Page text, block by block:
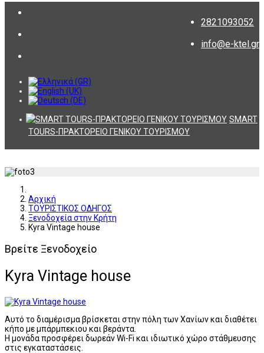
2821093052
info@e-ktel.gr
SMART
TOURS-ΠΡΑΚΤΟΡΕΙΟ ΓΕΝΙΚΟΥ ΤΟΥΡΙΣΜΟΥ
Αρχική
ΤΟΥΡΙΣΤΙΚΟΣ ΟΔΗΓΟΣ
Ξενοδοχεία στην Κρήτη
Kyra Vintage house
Βρείτε Ξενοδοχείο
Kyra Vintage house
Αυτό το διαμέρισμα βρίσκεται στην πόλη των Χανίων και διαθέτει
κήπο με μπάρμπεκιου και βεράντα.
Η μονάδα προσφέρει δωρεάν Wi-Fi και ιδιωτικό χώρο στάθμευσης
στις εγκαταστάσεις.